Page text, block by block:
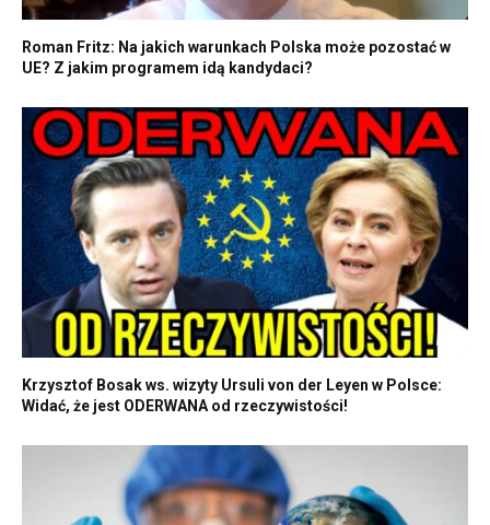
Roman Fritz: Na jakich warunkach Polska może pozostać w
UE? Z jakim programem idą kandydaci?
Krzysztof Bosak ws. wizyty Ursuli von der Leyen w Polsce:
Widać, że jest ODERWANA od rzeczywistości!